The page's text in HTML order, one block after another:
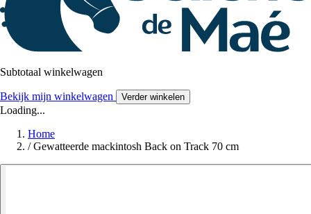
Subtotaal winkelwagen
Bekijk mijn winkelwagen Verder winkelen
Loading...
Home
/ Gewatteerde mackintosh Back on Track 70 cm